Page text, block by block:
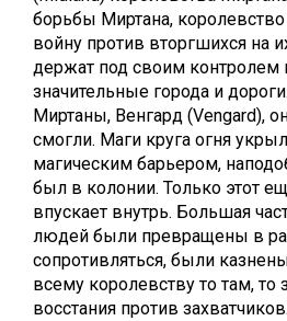
борьбы Миртана,
войну против вторгшихся на
держат под своим контролем
значительные города и
Миртаны, Венгард (Vengard),
смогли. Маги круга огня
магическим барьером,
был в колонии. Только этот
впускает внутрь. Большая
людей были превращены в
сопротивляться, были
всему королевству то там,
восстания против